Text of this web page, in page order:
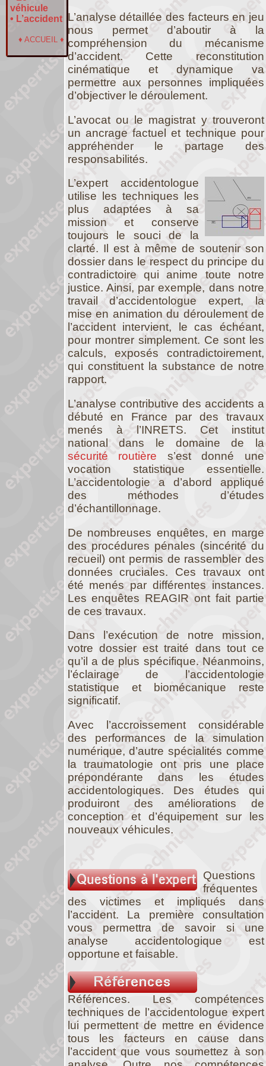
véhicule
• L’accident
♦ ACCUEIL♦
L’analyse détaillée des facteurs en jeu
nous permet d’aboutir à la
compréhension du mécanisme
d’accident. Cette reconstitution
cinématique et dynamique va
permettre aux personnes impliquées
d’objectiver le déroulement.
L’avocat ou le magistrat y trouveront
un ancrage factuel et technique pour
appréhender le partage des
responsabilités.
L’expert accidentologue
utilise les techniques les
plus adaptées à sa
mission et conserve
toujours le souci de la
clarté. Il est à même de soutenir son
dossier dans le respect du principe du
contradictoire qui anime toute notre
justice. Ainsi, par exemple, dans notre
travail d’accidentologue expert, la
mise en animation du déroulement de
l’accident intervient, le cas échéant,
pour montrer simplement. Ce sont les
calculs, exposés contradictoirement,
qui constituent la substance de notre
rapport.
L’analyse contributive des accidents a
débuté en France par des travaux
menés à l’INRETS. Cet institut
national dans le domaine de la
sécurité routière s’est donné une
vocation statistique essentielle.
L’accidentologie a d’abord appliqué
des méthodes d’études
d’échantillonnage.
De nombreuses enquêtes, en marge
des procédures pénales (sincérité du
recueil) ont permis de rassembler des
données cruciales. Ces travaux ont
été menés par différentes instances.
Les enquêtes REAGIR ont fait partie
de ces travaux.
Dans l’exécution de notre mission,
votre dossier est traité dans tout ce
qu’il a de plus spécifique. Néanmoins,
l’éclairage de l’accidentologie
statistique et biomécanique reste
significatif.
Avec l’accroissement considérable
des performances de la simulation
numérique, d’autre spécialités comme
la traumatologie ont pris une place
prépondérante dans les études
accidentologiques. Des études qui
produiront des améliorations de
conception et d’équipement sur les
nouveaux véhicules.
Questions
fréquentes
des victimes et impliqués dans
l’accident. La première consultation
vous permettra de savoir si une
analyse accidentologique est
opportune et faisable.
Références. Les compétences
techniques de l’accidentologue expert
lui permettent de mettre en évidence
tous les facteurs en cause dans
l’accident que vous soumettez à son